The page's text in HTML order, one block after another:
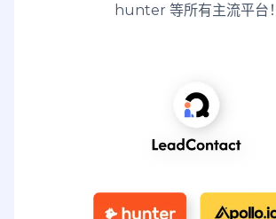
hunter 等所有主流平台！